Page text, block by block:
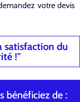
votre devis
satisfaction du
!"
bénéficiez de :